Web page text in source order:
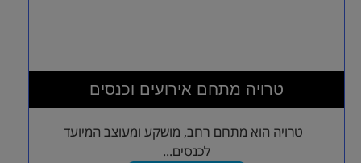
טרויה מתחם אירועים וכנסים
טרויה הוא מתחם רחב, מושקע ומעוצב המיועד
לכנסים...